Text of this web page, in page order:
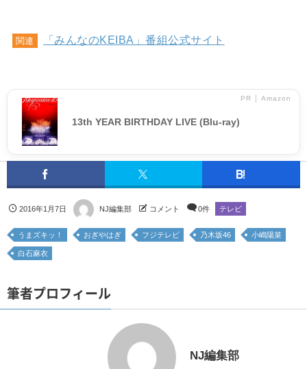
関連 「みんなのKEIBA」番組公式サイト
PR │ Amazon
13th YEAR BIRTHDAY LIVE (Blu-ray)
2016年1月7日 NJ編集部 コメント 0件 テレビ
うまズキッ！ おぎやはぎ フジテレビ 乃木坂46 小嶋陽菜
白石麻衣
筆者プロフィール
NJ編集部